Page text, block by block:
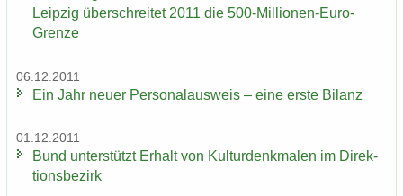
Leip­zig über­schrei­tet 2011 die 500-​Millionen-Euro-
Grenze
06.12.2011
Ein Jahr neuer Per­so­nal­aus­weis – eine erste Bi­lanz
01.12.2011
Bund un­ter­stützt Er­halt von Kul­tur­denk­ma­len im Di­rek­
ti­ons­be­zirk